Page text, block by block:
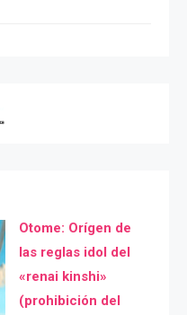
Otome: Orígen de
las reglas idol del
«renai kinshi»
(prohibición del